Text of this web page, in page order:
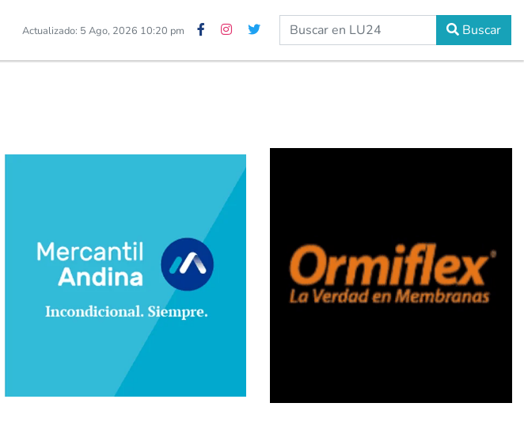
Actualizado: 5 Ago, 2026 10:20 pm Buscar